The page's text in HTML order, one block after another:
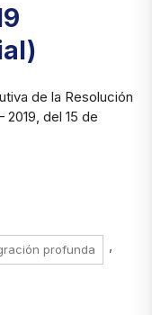
de la Resolución
del 15 de
profunda ,